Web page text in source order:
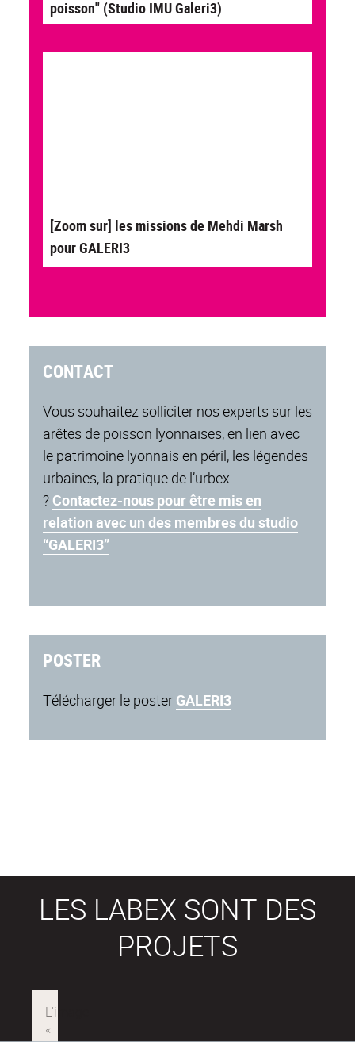
poisson" (Studio IMU Galeri3)
[Zoom sur] les missions de Mehdi Marsh
pour GALERI3
CONTACT
Vous souhaitez solliciter nos experts sur les
arêtes de poisson lyonnaises, en lien avec
le patrimoine lyonnais en péril, les légendes
urbaines, la pratique de l’urbex
? Contactez-nous pour être mis en
relation avec un des membres du studio
“GALERI3”
POSTER
Télécharger le poster GALERI3
LES LABEX SONT DES
PROJETS